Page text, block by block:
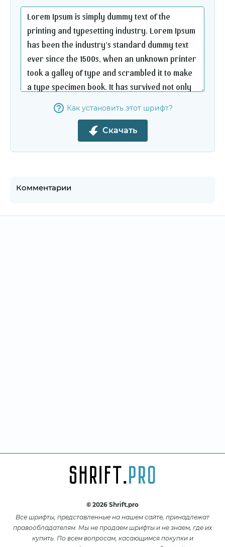
Как установить этот шрифт?
Скачать
Комментарии
© 2026 Shrift.pro
Все шрифты, представленные на нашем сайте, принадлежат
правообладателям. Мы не продаем шрифты и не знаем, где их
купить. По всем вопросам, касающимся покупки и